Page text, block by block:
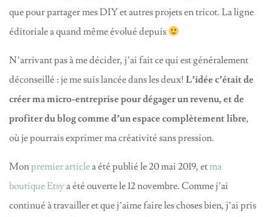
que pour partager mes DIY et autres projets en tricot. La ligne
éditoriale a quand même évolué depuis
N’arrivant pas à me décider, j’ai fait ce qui est généralement
déconseillé : je me suis lancée dans les deux! L’idée c’était de
créer ma micro-entreprise pour dégager un revenu, et de
profiter du blog comme d’un espace complètement libre,
où je pourrais exprimer ma créativité sans pression.
Monpremier articlea été publié le 20 mai 2019, et ma
boutique Etsya été ouverte le 12 novembre. Comme j’ai
continué à travailler et que j’aime faire les choses bien, j’ai pris